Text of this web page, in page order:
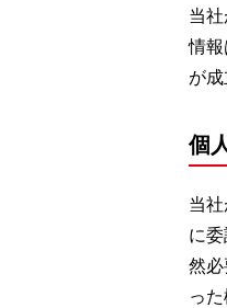
当
情
が
個
当
に
然
っ